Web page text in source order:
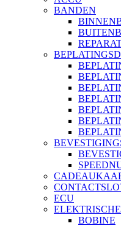
BANDEN
ECU
BOBINE